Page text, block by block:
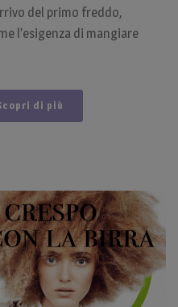
del primo freddo,
l’esigenza di mangiare
di più